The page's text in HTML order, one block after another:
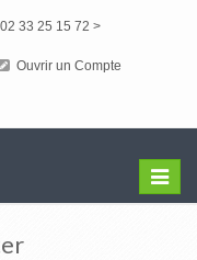
02 33 25 15 72 >
Ouvrir un Compte
Menu